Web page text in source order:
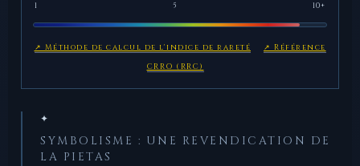
1 5 10+
↗ Méthode de calcul de l'indice de rareté
↗ Référence
CRRO (RRC)
✦
SYMBOLISME : UNE REVENDICATION DE
LA PIETAS